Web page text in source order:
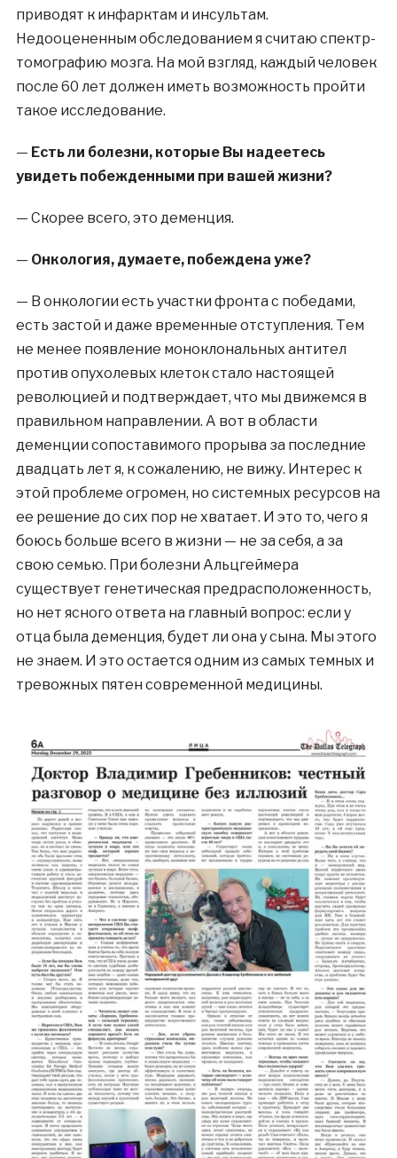
приводят к инфарктам и инсультам.
Недооцененным обследованием я считаю спектр-
томографию мозга. На мой взгляд, каждый человек
после 60 лет должен иметь возможность пройти
такое исследование.
— Есть ли болезни, которые Вы надеетесь
увидеть побежденными при вашей жизни?
— Скорее всего, это деменция.
— Онкология, думаете, побеждена уже?
— В онкологии есть участки фронта с победами,
есть застой и даже временные отступления. Тем
не менее появление моноклональных антител
против опухолевых клеток стало настоящей
революцией и подтверждает, что мы движемся в
правильном направлении. А вот в области
деменции сопоставимого прорыва за последние
двадцать лет я, к сожалению, не вижу. Интерес к
этой проблеме огромен, но системных ресурсов на
ее решение до сих пор не хватает. И это то, чего я
боюсь больше всего в жизни — не за себя, а за
свою семью. При болезни Альцгеймера
существует генетическая предрасположенность,
но нет ясного ответа на главный вопрос: если у
отца была деменция, будет ли она у сына. Мы этого
не знаем. И это остается одним из самых темных и
тревожных пятен современной медицины.